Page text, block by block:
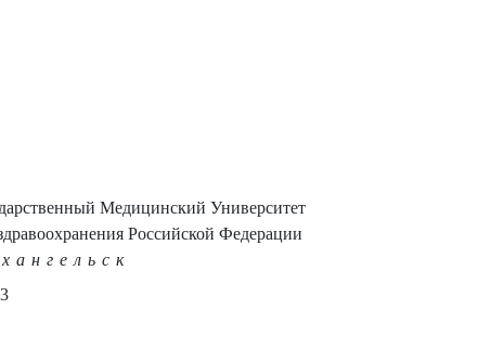
Медицинский Университет
Российской Федерации